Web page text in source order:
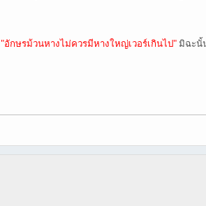
"อักษรม้วนหางไม่ควรมีหางใหญ่เวอร์เกินไป"มิฉะนั้